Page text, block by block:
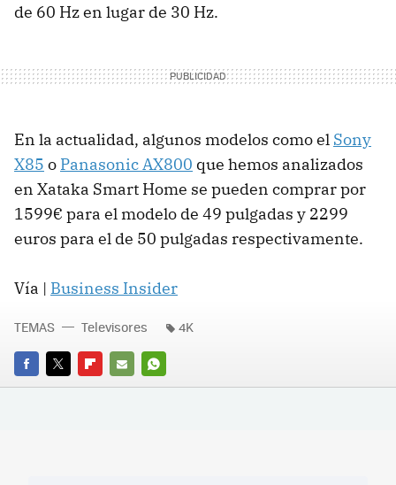
de 60 Hz en lugar de 30 Hz.
En la actualidad, algunos modelos como el Sony
X85 o Panasonic AX800 que hemos analizados
en Xataka Smart Home se pueden comprar por
1599€ para el modelo de 49 pulgadas y 2299
euros para el de 50 pulgadas respectivamente.
Vía | Business Insider
FACEBOOK
TWITTERFLIPBOARD
E-
WHATSAPP
TEMAS Televisores 4K